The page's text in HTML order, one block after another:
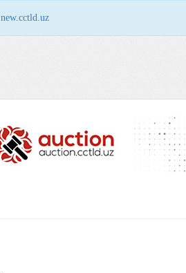
new.cctld.uz